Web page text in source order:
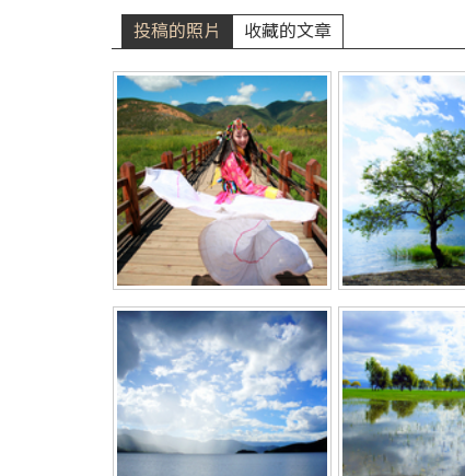
投稿的照片 收藏的文章